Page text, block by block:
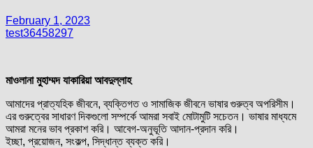
February 1, 2023
test36458297
মাওলানা মুহাম্মদ যাকারিয়া আবদুল্লাহ
আমাদের প্রাত্যহিক জীবনে, ব্যক্তিগত ও সামাজিক জীবনে ভাষার গুরুত্ব অপরিসীম।
এর গুরুত্বের সাধারণ দিকগুলো সম্পর্কে আমরা সবাই মোটামুটি সচেতন। ভাষার মাধ্যমে
আমরা মনের ভাব প্রকাশ করি। আবেগ-অনুভূতি আদান-প্রদান করি।
ইচ্ছা, প্রয়োজন, সংকল্প, সিদ্ধান্ত ব্যক্ত করি।